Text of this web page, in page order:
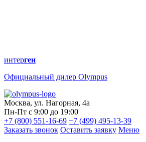
интерген
Официальный дилер Olympus
Москва, ул. Нагорная, 4а
Пн-Пт с 9:00 до 19:00
+7 (800) 551-16-69 +7 (499) 495-13-39
Заказать звонок Оставить заявку Меню